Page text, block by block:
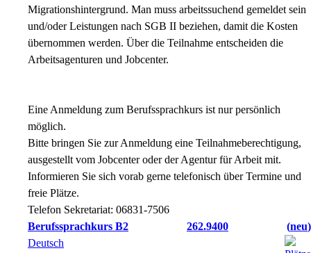
Migrationshintergrund. Man muss arbeitssuchend gemeldet sein
und/oder Leistungen nach SGB II beziehen, damit die Kosten
übernommen werden. Über die Teilnahme entscheiden die
Arbeitsagenturen und Jobcenter.
Eine Anmeldung zum Berufssprachkurs ist nur persönlich
möglich.
Bitte bringen Sie zur Anmeldung eine Teilnahmeberechtigung,
ausgestellt vom Jobcenter oder der Agentur für Arbeit mit.
Informieren Sie sich vorab gerne telefonisch über Termine und
freie Plätze.
Telefon Sekretariat: 06831-7506
Berufssprachkurs B2 262.9400
neu
Deutsch